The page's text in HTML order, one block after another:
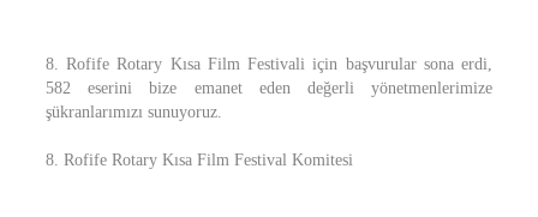
8. Rofife Rotary Kısa Film Festivali için başvurular sona erdi,
582 eserini bize emanet eden değerli yönetmenlerimize
şükranlarımızı sunuyoruz.
8. Rofife Rotary Kısa Film Festival Komitesi